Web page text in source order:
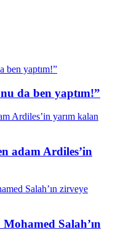
da ben yaptım!”
adam Ardiles’in
Salah’ın